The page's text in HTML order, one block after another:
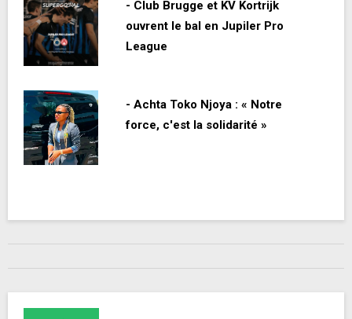
- Club Brugge et KV Kortrijk
ouvrent le bal en Jupiler Pro
League
- Achta Toko Njoya : « Notre
force, c'est la solidarité »